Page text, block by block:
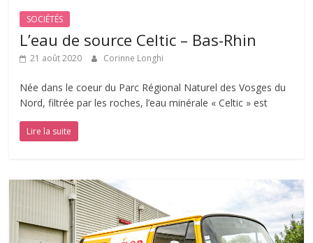
SOCIÉTÉS
L’eau de source Celtic – Bas-Rhin
21 août 2020 Corinne Longhi
Née dans le coeur du Parc Régional Naturel des Vosges du
Nord, filtrée par les roches, l’eau minérale « Celtic » est
Lire la suite